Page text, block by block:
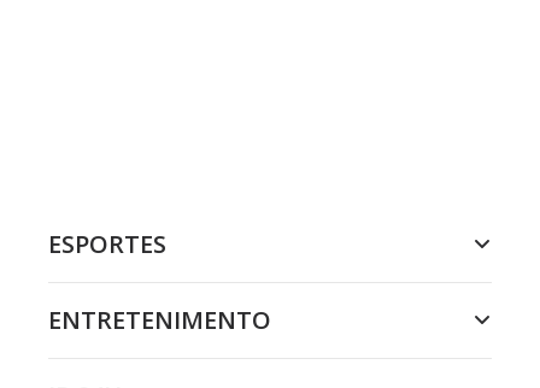
ESPORTES
ENTRETENIMENTO